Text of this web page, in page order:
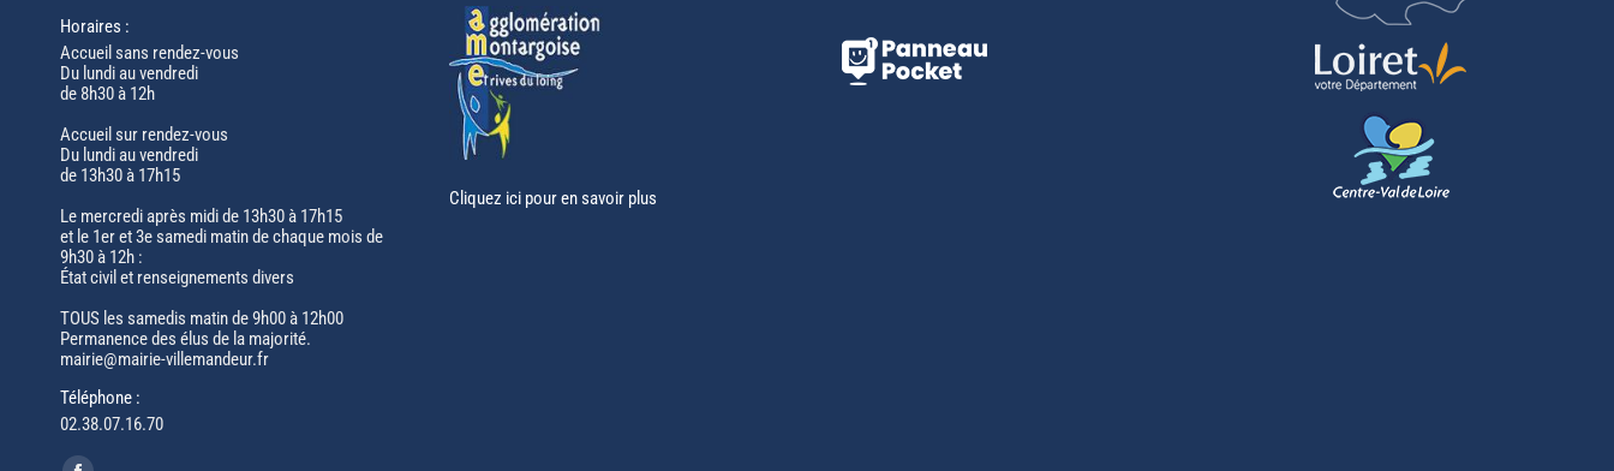
Horaires :
Accueil sans rendez-vous
Du lundi au vendredi
de 8h30 à 12h
Accueil sur rendez-vous
Du lundi au vendredi
de 13h30 à 17h15
Le mercredi après midi de 13h30 à 17h15
et le 1er et 3e samedi matin de chaque mois de
9h30 à 12h :
État civil et renseignements divers
TOUS les samedis matin de 9h00 à 12h00
Permanence des élus de la majorité.
mairie@mairie-villemandeur.fr
Téléphone :
02.38.07.16.70
Trouvez nous sur :
Cliquez ici pour en savoir plus